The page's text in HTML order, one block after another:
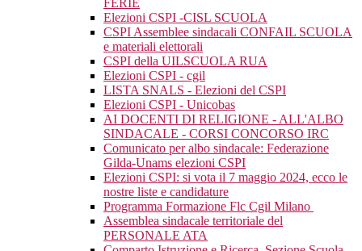
FERIE
Elezioni CSPI -CISL SCUOLA
CSPI Assemblee sindacali CONFAIL SCUOLA
e materiali elettorali
CSPI della UILSCUOLA RUA
Elezioni CSPI - cgil
LISTA SNALS - Elezioni del CSPI
Elezioni CSPI - Unicobas
AI DOCENTI DI RELIGIONE - ALL'ALBO
SINDACALE - CORSI CONCORSO IRC
Comunicato per albo sindacale: Federazione
Gilda-Unams elezioni CSPI
Elezioni CSPI: si vota il 7 maggio 2024, ecco le
nostre liste e candidature
Programma Formazione Flc Cgil Milano
Assemblea sindacale territoriale del
PERSONALE ATA